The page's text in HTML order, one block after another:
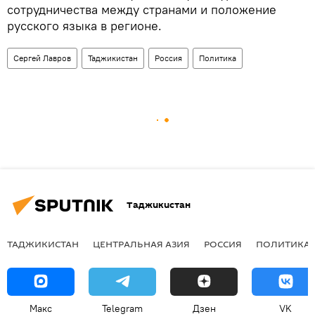
сотрудничества между странами и положение
русского языка в регионе.
Сергей Лавров Таджикистан Россия Политика
Таджикистан
ТАДЖИКИСТАН ЦЕНТРАЛЬНАЯ АЗИЯ РОССИЯ ПОЛИТИКА
Макс Telegram Дзен VK